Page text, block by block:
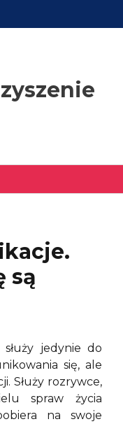
są
jedynie do
się, ale
Służy rozrywce,
spraw życia
na swoje